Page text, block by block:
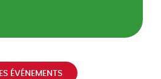
ÉVÉNEMENTS